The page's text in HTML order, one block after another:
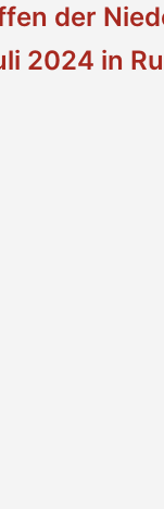
der
2024 in